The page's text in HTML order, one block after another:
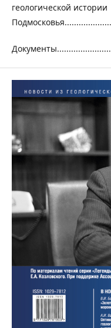
геологической истории